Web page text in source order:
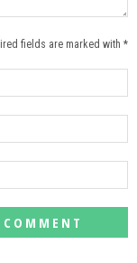
fields are marked with *